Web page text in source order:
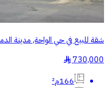
شقة للبيع في حي الواحة, مدينة
730,000
§
166م²